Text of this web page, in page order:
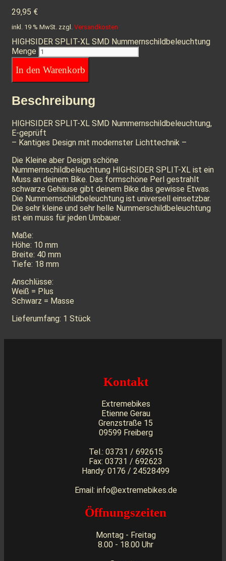
29,95 €
inkl. 19 % MwSt. zzgl. Versandkosten
HIGHSIDER SPLIT-XL SMD Nummernschildbeleuchtung
Menge
In den Warenkorb
Beschreibung
HIGHSIDER SPLIT-XL SMD Nummernschildbeleuchtung,
E-geprüft
– Kantiges Design mit modernster Lichttechnik –
Die Kleine aber Design schöne
Nummernschildbeleuchtung HIGHSIDER SPLIT-XL ist ein
Muss an deinem Bike. Das formschöne Perl gestrahlt
schwarze Gehäuse gibt deinem Bike das gewisse Etwas.
Die Nummernschildbeleuchtung ist universell einsetzbar.
Die sehr kleine und sehr helle Nummerschildbeleuchtung
ist ein muss für jeden Umbauer.
Maße:
Höhe: 10 mm
Breite: 40 mm
Tiefe: 18 mm
Anschlüsse:
Weiß = Plus
Schwarz = Masse
Lieferumfang: 1 Stück
Kontakt
Extremebikes
Etienne Gerau
Grenzstraße 15
09599 Freiberg
Tel.: 03731 / 692615
Fax: 03731 / 692623
Handy: 0176 / 24528499
Email: info@extremebikes.de
Öffnungszeiten
Montag - Freitag
8.00 - 18.00 Uhr